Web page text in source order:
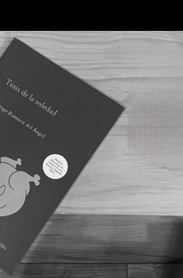
publicación